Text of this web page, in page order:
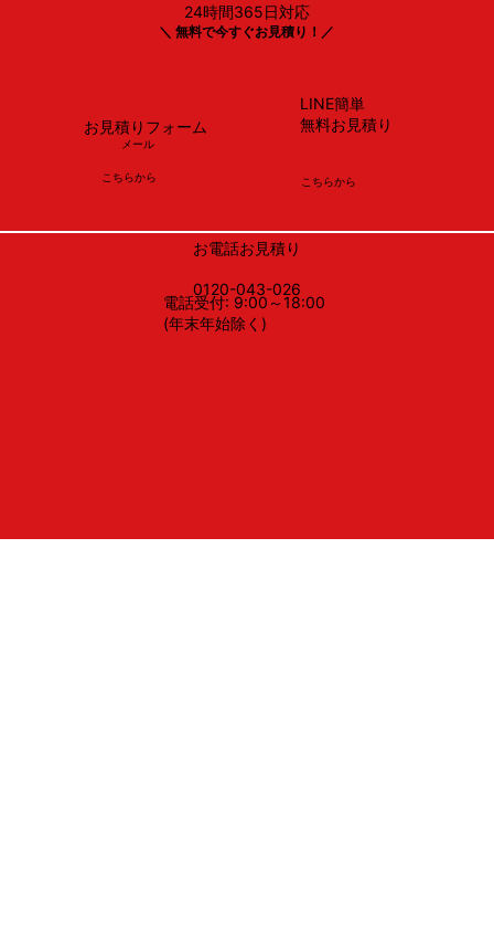
LINE簡単
無料お見積り
​こちらから
0120-043-026
お電話お見積り
電話受付: 9:00～18:00
(年末年始除く)
お見積りフォーム
​こちらから
メール
＼ 無料で今すぐお見積り！／
24時間365日対応